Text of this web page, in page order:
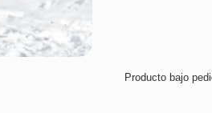
Producto bajo